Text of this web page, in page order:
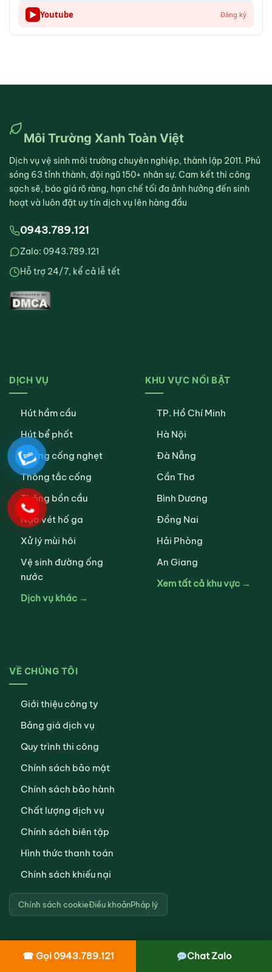
▶ Youtube Đăng ký
Môi Trường Xanh Toàn Việt
Dịch vụ vệ sinh môi trường chuyên nghiệp, thành lập 2011. Phủ
sóng 63 tỉnh thành, đội ngũ 150+ nhân sự. Cam kết thi công
sạch sẽ, báo giá rõ ràng, hạn chế tối đa ảnh hưởng đến sinh
hoạt và luôn đặt uy tín dịch vụ lên hàng đầu
0943.789.121
Zalo: 0943.789.121
Hỗ trợ 24/7, kể cả lễ tết
DỊCH VỤ
Hút hầm cầu
Hút bể phốt
Thông cống nghẹt
Thông tắc cống
Thông bồn cầu
Nạo vét hố ga
Xử lý mùi hôi
Vệ sinh đường ống
nước
Dịch vụ khác →
KHU VỰC NỔI BẬT
TP. Hồ Chí Minh
Hà Nội
Đà Nẵng
Cần Thơ
Bình Dương
Đồng Nai
Hải Phòng
An Giang
Xem tất cả khu vực →
VỀ CHÚNG TÔI
Giới thiệu công ty
Bảng giá dịch vụ
Quy trình thi công
Chính sách bảo mật
Chính sách bảo hành
Chất lượng dịch vụ
Chính sách biên tập
Hình thức thanh toán
Chính sách khiếu nại
Chính sách cookieĐiều khoảnPháp lý
☎ Gọi 0943.789.121 Chat Zalo